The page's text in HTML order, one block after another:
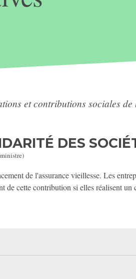
et contributions sociales
DES
de l'assurance vieillesse. Les
de cette contribution si elles réalisent